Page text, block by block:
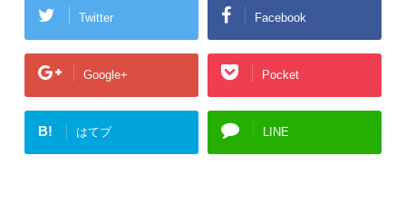
Twitter Facebook
Google+ Pocket
B! はてブ LINE